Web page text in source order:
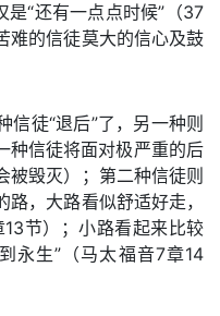
是“还有一点点时候”（37
难的信徒莫大的信心及鼓
徒“退后”了，另一种则
信徒将面对极严重的后
被毁灭）；第二种信徒则
，大路看似舒适好走，
节）；小路看起来比较
永生”（马太福音7章14